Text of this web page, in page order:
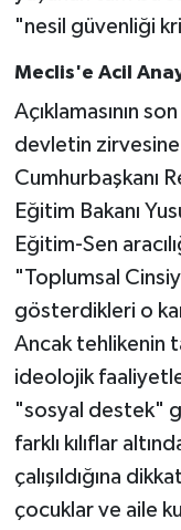
"nesil güvenliği
Meclis'e Acil
Açıklamasının
devletin
Cumhurbaşkanı
Eğitim Bakanı
Eğitim-Sen
"Toplumsal
gösterdikleri o
Ancak tehlikenin
ideolojik
"sosyal destek"
farklı kılıflar
çalışıldığına
çocuklar ve aile